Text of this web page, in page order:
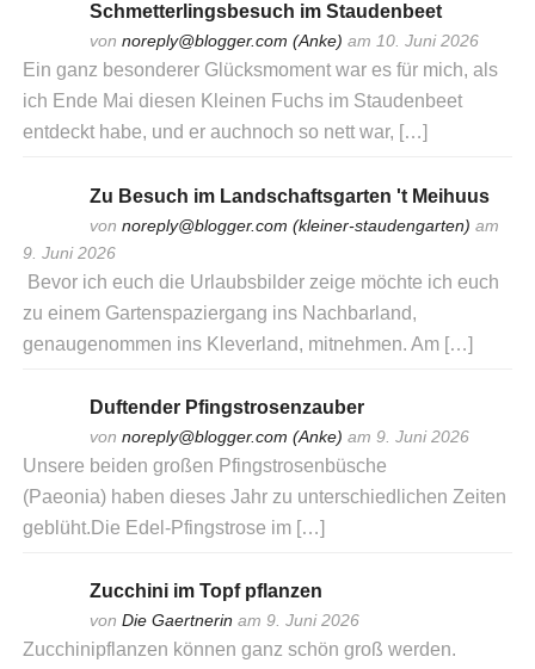
Schmetterlingsbesuch im Staudenbeet
vonnoreply@blogger.com (Anke) am 10. Juni 2026
Ein ganz besonderer Glücksmoment war es für mich, als
ich Ende Mai diesen Kleinen Fuchs im Staudenbeet
entdeckt habe, und er auchnoch so nett war, […]
Zu Besuch im Landschaftsgarten 't Meihuus
vonnoreply@blogger.com (kleiner-staudengarten) am
9. Juni 2026
Bevor ich euch die Urlaubsbilder zeige möchte ich euch
zu einem Gartenspaziergang ins Nachbarland,
genaugenommen ins Kleverland, mitnehmen. Am […]
Duftender Pfingstrosenzauber
vonnoreply@blogger.com (Anke) am 9. Juni 2026
Unsere beiden großen Pfingstrosenbüsche
(Paeonia) haben dieses Jahr zu unterschiedlichen Zeiten
geblüht.Die Edel-Pfingstrose im […]
Zucchini im Topf pflanzen
vonDie Gaertnerin am 9. Juni 2026
Zucchinipflanzen können ganz schön groß werden.